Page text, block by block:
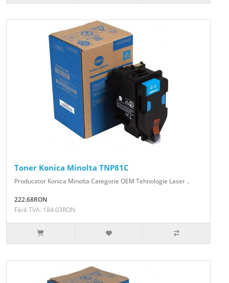
Toner Konica Minolta TNP81C
Producator Konica Minolta Categorie OEM Tehnologie Laser ..
222.68RON
Fără TVA: 184.03RON